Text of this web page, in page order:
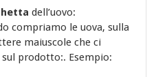
dell’uovo:
compriamo le uova, sulla
maiuscole che ci
prodotto:. Esempio: